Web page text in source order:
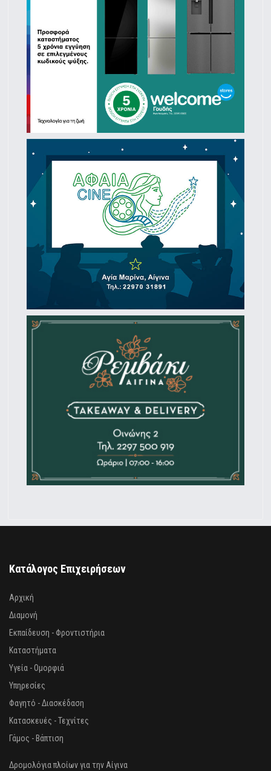
Κατάλογος Επιχειρήσεων
Αρχική
Διαμονή
Εκπαίδευση - Φροντιστήρια
Καταστήματα
Υγεία - Ομορφιά
Υπηρεσίες
Φαγητό - Διασκέδαση
Κατασκευές - Τεχνίτες
Γάμος - Βάπτιση
Δρομολόγια πλοίων για την Αίγινα